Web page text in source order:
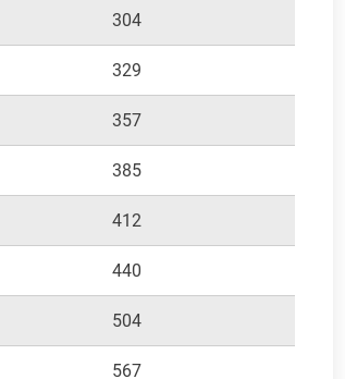
304
329
357
385
412
440
504
567